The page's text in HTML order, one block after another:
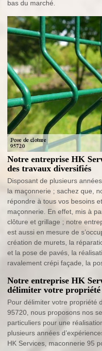
bas du marché.
Notre entreprise HK
des travaux diversifiés
Disposant de plusieurs
la maçonnerie ; sachez que,
répondre à tous vos besoins
maçonnerie. En effet, mis à
clôture et grillage ; notre
est aussi en mesure de
création de murets, la
et la pose de pavés, la
ravalement crépi façade, la
Notre entreprise HK
délimiter votre propriété
Pour délimiter votre propriété
95720, nous proposons nos
particuliers pour une
plusieurs années
HK Services, maconnerie 95